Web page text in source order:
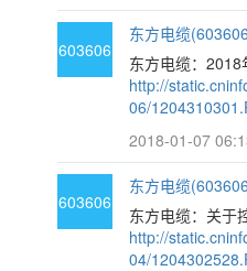
603606
东方电缆
东方电缆：
http://
06/
2018-01-07
603606
东方电缆
东方电缆：关于
http://
04/